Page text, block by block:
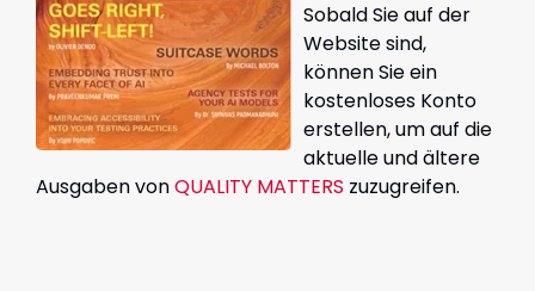
Sobald Sie auf der
Website sind,
können Sie ein
kostenloses Konto
erstellen, um auf die
aktuelle und ältere
Ausgaben vonQUALITY MATTERS zuzugreifen.